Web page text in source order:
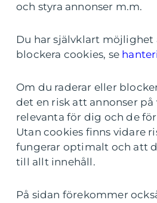
och styra annonser m.m.
Du har självklart möjlighet
blockera cookies, se
Om du raderar eller
det en risk att annonser på
relevanta för dig och de
Utan cookies finns vidare
fungerar optimalt och att
till allt innehåll.
På sidan förekommer